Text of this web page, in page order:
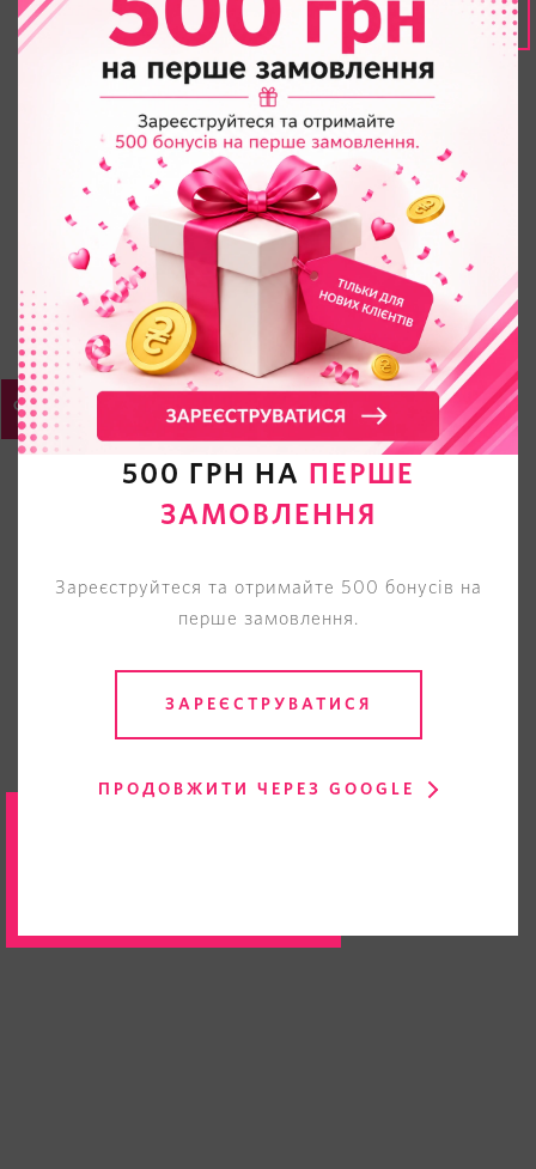
500 ГРН НА
ПЕРШЕ
ЗАМОВЛЕННЯ
Зареєструйтеся та отримайте 500 бонусів на
перше замовлення.
ЗАРЕЄСТРУВАТИСЯ
ПРОДОВЖИТИ ЧЕРЕЗ GOOGLE